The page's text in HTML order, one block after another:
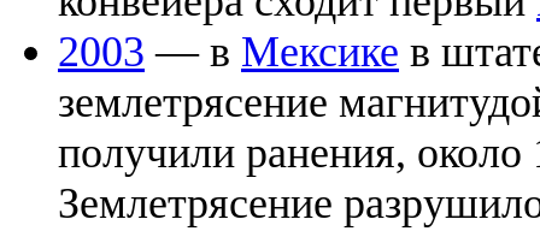
2003 — в Мексике в
землетрясение
получили ранения, около
Землетрясение